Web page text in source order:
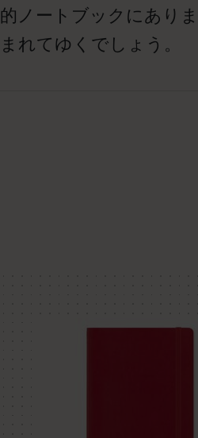
的ノートブックにあり
まれてゆくでしょう。